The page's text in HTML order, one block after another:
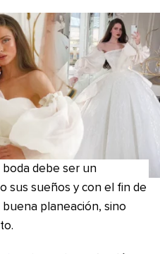
boda debe ser un
sus sueños y con el fin de
planeación, sino